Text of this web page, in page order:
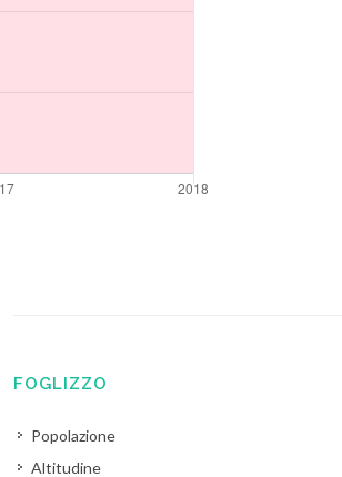
FOGLIZZO
Popolazione
Altitudine